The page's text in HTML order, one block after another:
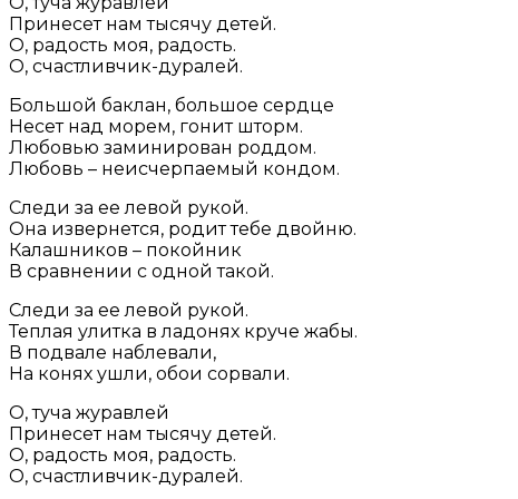
Принесет нам тысячу детей.
О, радость моя, радость.
О, счастливчик-дуралей.
Большой баклан, большое сердце
Несет над морем, гонит шторм.
Любовью заминирован роддом.
Любовь – неисчерпаемый кондом.
Следи за ее левой рукой.
Она извернется, родит тебе двойню.
Калашников – покойник
В сравнении с одной такой.
Следи за ее левой рукой.
Теплая улитка в ладонях круче жабы.
В подвале наблевали,
На конях ушли, обои сорвали.
О, туча журавлей
Принесет нам тысячу детей.
О, радость моя, радость.
О, счастливчик-дуралей.